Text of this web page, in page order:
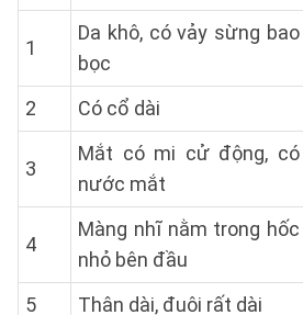
1
Da khô, có vảy sừng bao
bọc
2
Có cổ dài
3
Mắt có mi cử động, có
nước mắt
4
Màng nhĩ nằm trong hốc
nhỏ bên đầu
5
Thân dài, đuôi rất dài